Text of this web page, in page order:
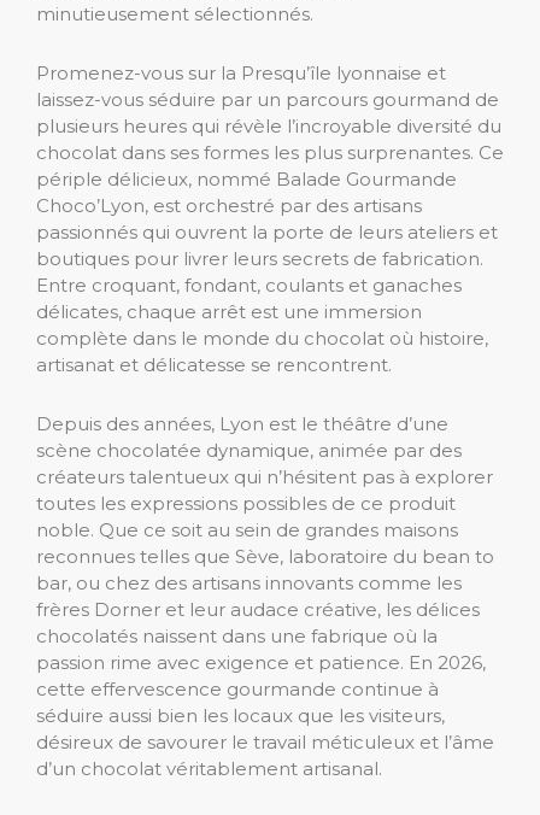
minutieusement sélectionnés.
Promenez-vous sur la Presqu’île lyonnaise et
laissez-vous séduire par un parcours gourmand de
plusieurs heures qui révèle l’incroyable diversité du
chocolat dans ses formes les plus surprenantes. Ce
périple délicieux, nommé Balade Gourmande
Choco’Lyon, est orchestré par des artisans
passionnés qui ouvrent la porte de leurs ateliers et
boutiques pour livrer leurs secrets de fabrication.
Entre croquant, fondant, coulants et ganaches
délicates, chaque arrêt est une immersion
complète dans le monde du chocolat où histoire,
artisanat et délicatesse se rencontrent.
Depuis des années, Lyon est le théâtre d’une
scène chocolatée dynamique, animée par des
créateurs talentueux qui n’hésitent pas à explorer
toutes les expressions possibles de ce produit
noble. Que ce soit au sein de grandes maisons
reconnues telles que Sève, laboratoire du bean to
bar, ou chez des artisans innovants comme les
frères Dorner et leur audace créative, les délices
chocolatés naissent dans une fabrique où la
passion rime avec exigence et patience. En 2026,
cette effervescence gourmande continue à
séduire aussi bien les locaux que les visiteurs,
désireux de savourer le travail méticuleux et l’âme
d’un chocolat véritablement artisanal.